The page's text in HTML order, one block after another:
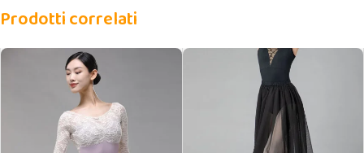
Prodotti correlati